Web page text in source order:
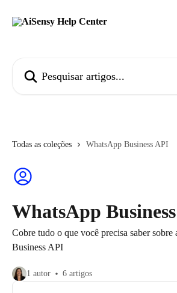
Todas as coleções WhatsApp Business API
WhatsApp
Cobre tudo o que você precisa saber sobre
Business API
1 autor 6 artigos